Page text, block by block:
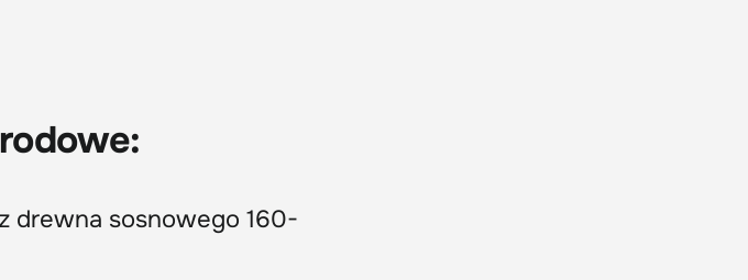
drewna sosnowego 160-